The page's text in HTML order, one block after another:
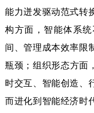
能力迸发驱动范式转
构方面，智能体系
间、管理成本效率限
瓶颈；组织形态方面
时交互、智能创造、
而进化到智能经济时